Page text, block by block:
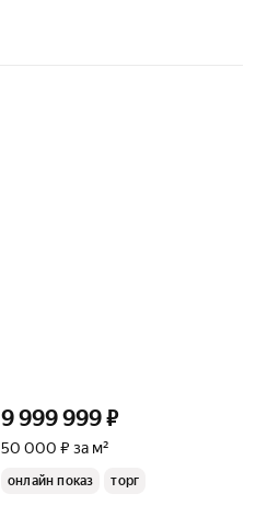
9 999 999₽
50 000 ₽ за м²
онлайн показ торг